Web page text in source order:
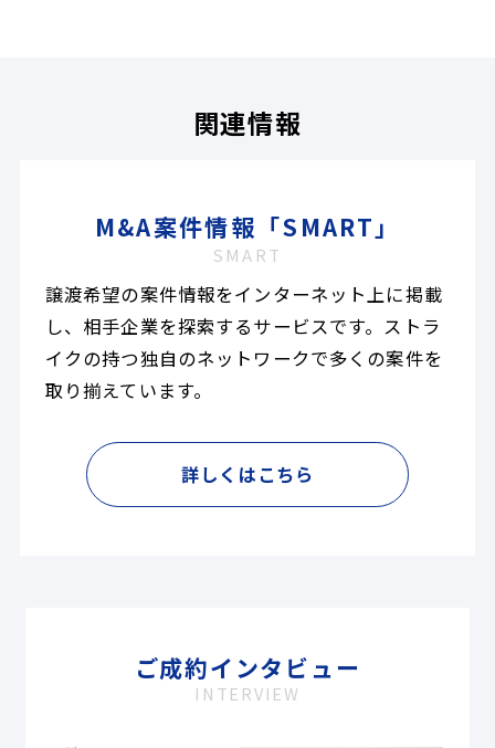
関連情報
M&A案件情報「SMART」
SMART
譲渡希望の案件情報をインターネット上に掲載
し、相手企業を探索するサービスです。ストラ
イクの持つ独自のネットワークで多くの案件を
取り揃えています。
詳しくはこちら
ご成約インタビュー
INTERVIEW